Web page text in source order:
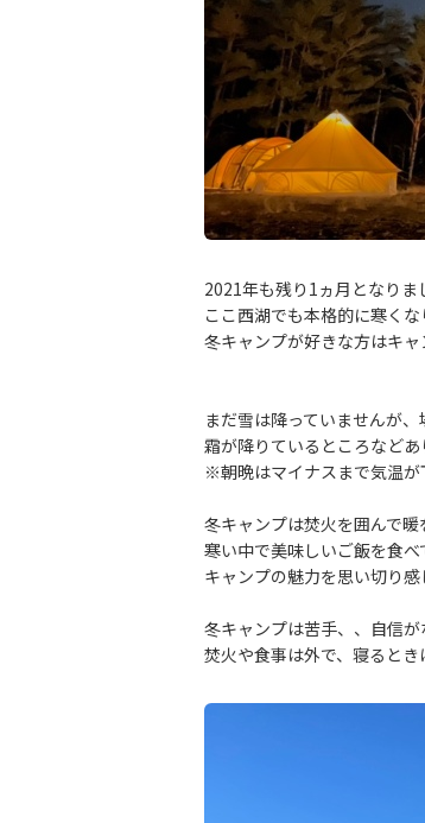
2021年も残り1ヵ月となりま
ここ西湖でも本格的に寒くな
冬キャンプが好きな方はキ
まだ雪は降っていませんが
霜が降りているところなどあ
※朝晩はマイナスまで気温が
冬キャンプは焚火を囲んで暖
寒い中で美味しいご飯を食
キャンプの魅力を思い切り
冬キャンプは苦手、、自信
焚火や食事は外で、寝ると